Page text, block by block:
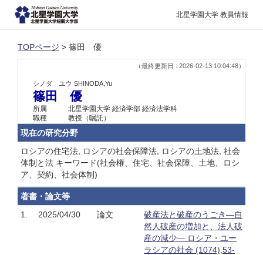
北星学園大学 教員情報
TOPページ > 篠田 優
（最終更新日 : 2026-02-13 10:04:48）
シノダ ユウ SHINODA,Yu
篠田 優
所属
北星学園大学 経済学部 経済法学科
職種
教授（嘱託）
現在の研究分野
ロシアの住宅法, ロシアの社会保障法, ロシアの土地法, 社会
体制と法 キーワード(社会権、住宅、社会保障、土地、ロシ
ア、契約、社会体制)
著書・論文等
1.
2025/04/30 論文
破産法と破産のうごき―自
然人破産の増加と、法人破
産の減少― ロシア・ユー
ラシアの社会 (1074),53-